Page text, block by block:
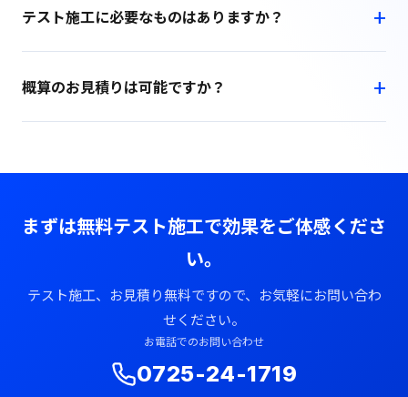
テスト施工に必要なものはありますか？
概算のお見積りは可能ですか？
まずは無料テスト施工で効果をご体感くださ
い。
テスト施工、お見積り無料ですので、お気軽にお問い合わ
せください。
お電話でのお問い合わせ
0725-24-1719